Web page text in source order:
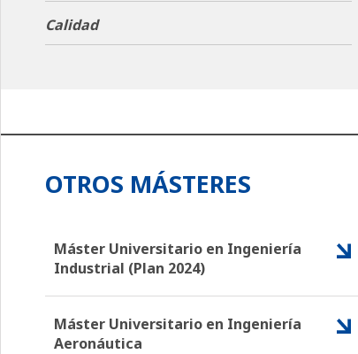
Calidad
OTROS MÁSTERES
Máster Universitario en Ingeniería
Industrial (Plan 2024)
Máster Universitario en Ingeniería
Aeronáutica